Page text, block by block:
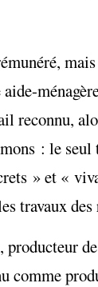
reconnu,
: le
» et «
travaux
de
comme